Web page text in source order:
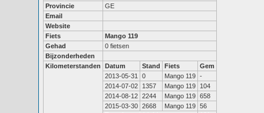
Provincie
GE
Email
Website
Fiets
Mango 119
Gehad
0 fietsen
Bijzonderheden
Kilometerstanden
Datum Stand Fiets
Gem
2013-05-31
0 Mango 119 -
2014-07-02
1357 Mango 119
104
2014-08-12 2244 Mango 119 658
2015-03-30 2668 Mango 119 56